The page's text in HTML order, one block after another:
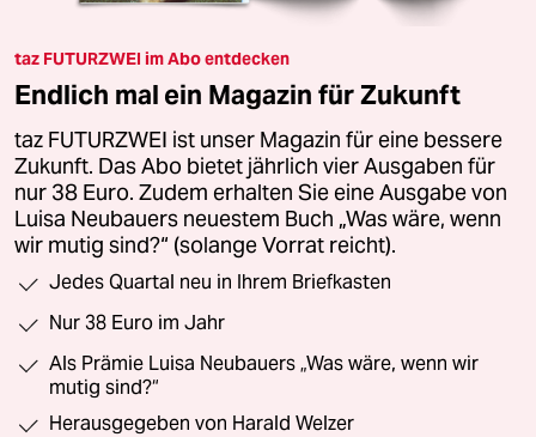
taz FUTURZWEI im Abo entdecken
Endlich mal ein Magazin für Zukunft
taz FUTURZWEI ist unser Magazin für eine bessere
Zukunft. Das Abo bietet jährlich vier Ausgaben für
nur 38 Euro. Zudem erhalten Sie eine Ausgabe von
Luisa Neubauers neuestem Buch „Was wäre, wenn
wir mutig sind?“ (solange Vorrat reicht).
Jedes Quartal neu in Ihrem Briefkasten
Nur 38 Euro im Jahr
Als Prämie Luisa Neubauers „Was wäre, wenn wir
mutig sind?“
Herausgegeben von Harald Welzer